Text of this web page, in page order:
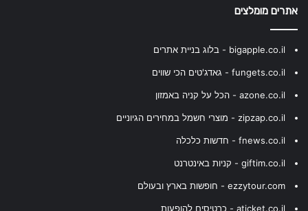
אתרים מומלצים
bigapple.co.il - בלוג בניית אתרים
fungets.co.il - גאדג'טים הכי שווים
azone.co.il - הכל על קניה באמזון
zipzap.co.il - מוצרי חשמל במחירים הגיוניים
fnews.co.il - חדשות כלכלה
giftim.co.il - קניות באינטרנט
ezzytour.com - חופשות בארץ ובעולם
aticket.co.il - כרטיסים להופעות